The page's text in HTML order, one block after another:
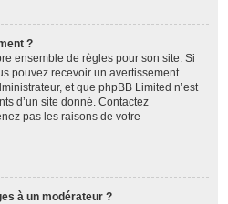
?
ensemble de règles pour son site. Si
pouvez recevoir un avertissement.
et que phpBB Limited n’est
d’un site donné. Contactez
pas les raisons de votre
à un modérateur ?